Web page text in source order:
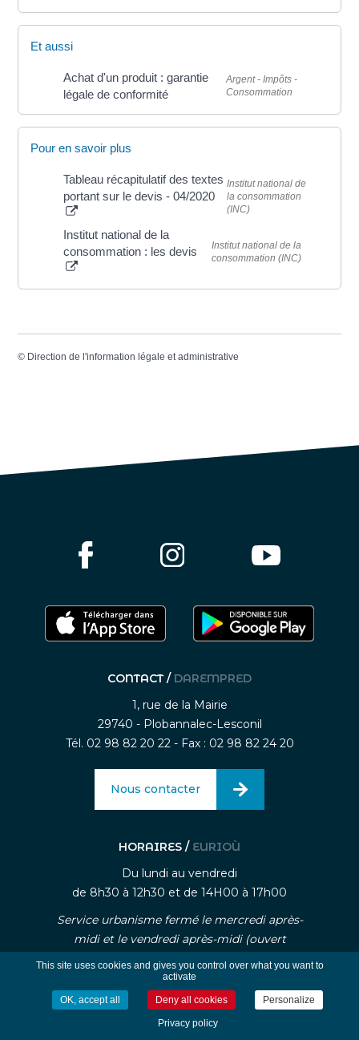
Et aussi
Achat d'un produit : garantie
légale de conformité
Argent - Impôts -
Consommation
Pour en savoir plus
Tableau récapitulatif des textes
portant sur le devis - 04/2020
Institut national de
la consommation
(INC)
Institut national de la
consommation : les devis
Institut national de la
consommation (INC)
© Direction de l'information légale et administrative
CONTACT / DAREMPRED
1, rue de la Mairie
29740 - Plobannalec-Lesconil
Tél. 02 98 82 20 22 - Fax : 02 98 82 24 20
Nous contacter
HORAIRES / EURIOÙ
Du lundi au vendredi
de 8h30 à 12h30 et de 14H00 à 17h00
Service urbanisme fermé le mercredi après-
midi et le vendredi après-midi (ouvert
uniquement sur rendez-vous)
- -
This site uses cookies and gives you control over what you want to
activate
OK, accept all Deny all cookies Personalize
Privacy policy